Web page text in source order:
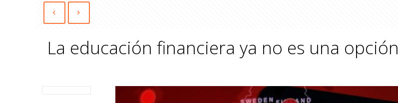
La educación financiera ya no es una opción